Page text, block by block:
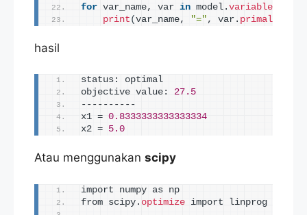
for var_name, var in model. variables
print (var_name, "=" , var. primal
hasil
status: optimal
objective value: 27.5
----------
x1 = 0.8333333333333334
x2 = 5.0
Atau menggunakan scipy
import numpy as np
from scipy. optimize import linprog